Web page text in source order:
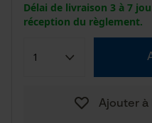
Délai de livraison 3 à 7
réception du règlement.
Ajouter à